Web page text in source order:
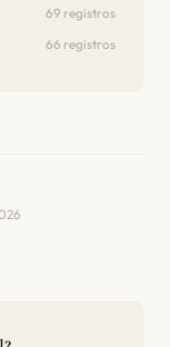
69 registros
66 registros